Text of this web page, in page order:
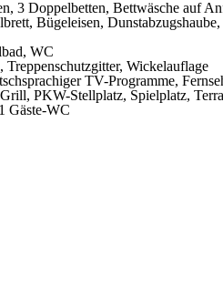
3 Doppelbetten, Bettwäsche auf
Bügeleisen,
WC
Wickelauflage
TV-Programme,
PKW-Stellplatz, Spielplatz,
Gäste-WC